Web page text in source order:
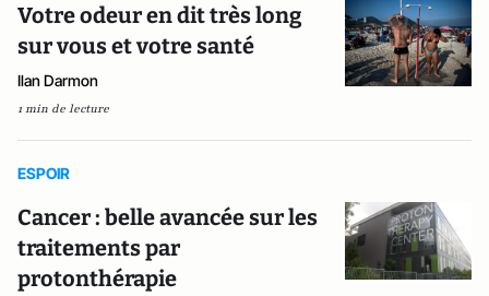
Votre odeur en dit très long
sur vous et votre santé
Ilan Darmon
1 min de lecture
ESPOIR
Cancer : belle avancée sur les
traitements par
protonthérapie